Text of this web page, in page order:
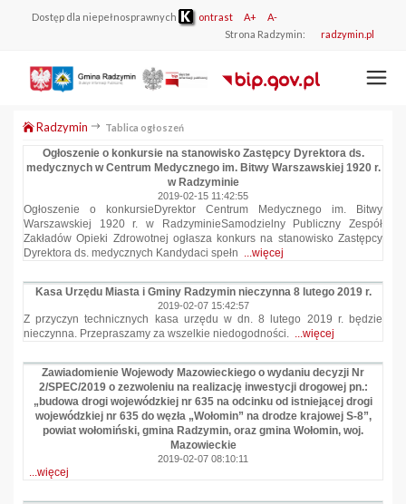
Dostęp dla niepełnosprawnych ontrast A+
A-
Strona Radzymin:
radzymin.pl
Radzymin Tablica ogłoszeń
Ogłoszenie o konkursie na stanowisko Zastępcy Dyrektora ds.
medycznych w Centrum Medycznego im. Bitwy Warszawskiej 1920 r.
w Radzyminie
2019-02-15 11:42:55
Ogłoszenie o konkursieDyrektor Centrum Medycznego im. Bitwy
Warszawskiej 1920 r. w RadzyminieSamodzielny Publiczny Zespół
Zakładów Opieki Zdrowotnej ogłasza konkurs na stanowisko Zastępcy
Dyrektora ds. medycznych Kandydaci spełn ...więcej
Kasa Urzędu Miasta i Gminy Radzymin nieczynna 8 lutego 2019 r.
2019-02-07 15:42:57
Z przyczyn technicznych kasa urzędu w dn. 8 lutego 2019 r. będzie
nieczynna. Przepraszamy za wszelkie niedogodności. ...więcej
Zawiadomienie Wojewody Mazowieckiego o wydaniu decyzji Nr
2/SPEC/2019 o zezwoleniu na realizację inwestycji drogowej pn.:
„budowa drogi wojewódzkiej nr 635 na odcinku od istniejącej drogi
wojewódzkiej nr 635 do węzła „Wołomin” na drodze krajowej S-8”,
powiat wołomiński, gmina Radzymin, oraz gmina Wołomin, woj.
Mazowieckie
2019-02-07 08:10:11
...więcej